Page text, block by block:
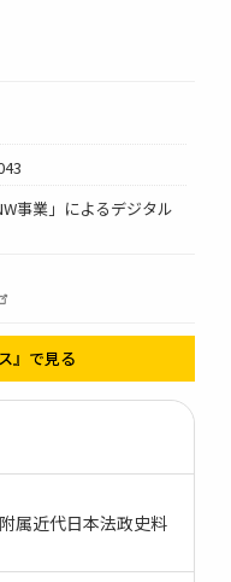
事業」によるデジタル
』で見る
属近代日本法政史料